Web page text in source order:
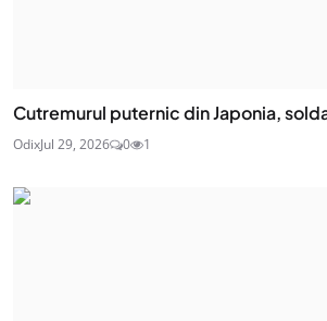
Cutremurul puternic din Japonia,
OdixJul 29, 2026 0 1